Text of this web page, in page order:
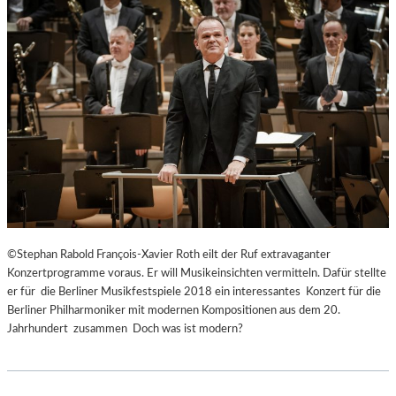
©Stephan Rabold François-Xavier Roth eilt der Ruf extravaganter
Konzertprogramme voraus. Er will Musikeinsichten vermitteln. Dafür stellte
er für die Berliner Musikfestspiele 2018 ein interessantes Konzert für die
Berliner Philharmoniker mit modernen Kompositionen aus dem 20.
Jahrhundert zusammen Doch was ist modern?